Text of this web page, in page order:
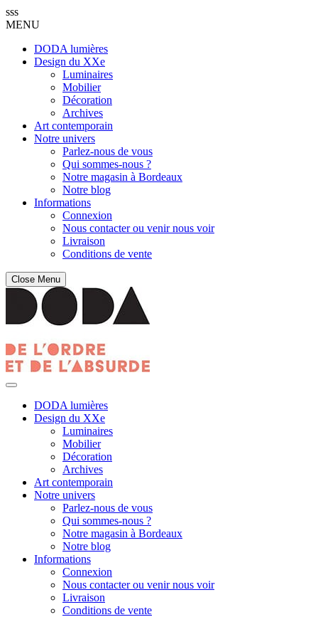
sss
MENU
DODA lumières
Design du XXe
Luminaires
Mobilier
Décoration
Archives
Art contemporain
Notre univers
Parlez-nous de vous
Qui sommes-nous ?
Notre magasin à Bordeaux
Notre blog
Informations
Connexion
Nous contacter ou venir nous voir
Livraison
Conditions de vente
Close Menu
DODA lumières
Design du XXe
Luminaires
Mobilier
Décoration
Archives
Art contemporain
Notre univers
Parlez-nous de vous
Qui sommes-nous ?
Notre magasin à Bordeaux
Notre blog
Informations
Connexion
Nous contacter ou venir nous voir
Livraison
Conditions de vente